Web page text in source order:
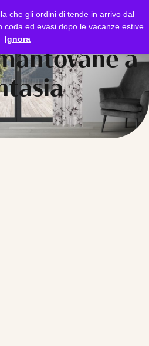
che gli ordini di tende in arrivo dal
coda ed evasi dopo le vacanze estive.
Ignora
a